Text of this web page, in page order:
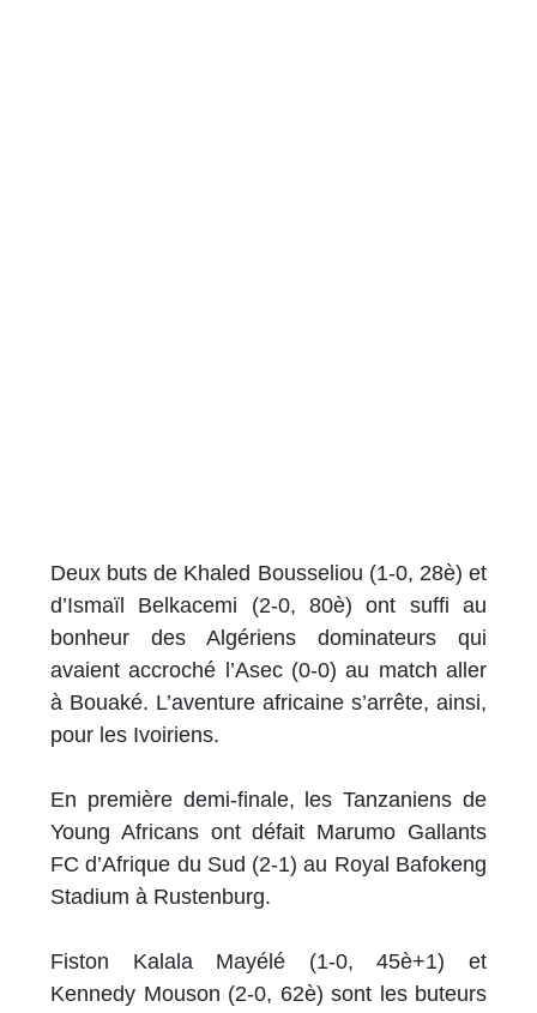
Deux buts de Khaled Bousseliou (1-0, 28è) et
d’Ismaïl Belkacemi (2-0, 80è) ont suffi au
bonheur des Algériens dominateurs qui
avaient accroché l’Asec (0-0) au match aller
à Bouaké. L’aventure africaine s’arrête, ainsi,
pour les Ivoiriens.
En première demi-finale, les Tanzaniens de
Young Africans ont défait Marumo Gallants
FC d’Afrique du Sud (2-1) au Royal Bafokeng
Stadium à Rustenburg.
Fiston Kalala Mayélé (1-0, 45è+1) et
Kennedy Mouson (2-0, 62è) sont les buteurs